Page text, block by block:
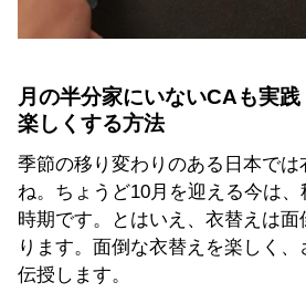
月の半分家にいないCAも実
楽しくする方法
季節の移り変わりのある日本では
ね。ちょうど10月を迎える今は
時期です。とはいえ、衣替えは
ります。面倒な衣替えを楽しく
伝授します。